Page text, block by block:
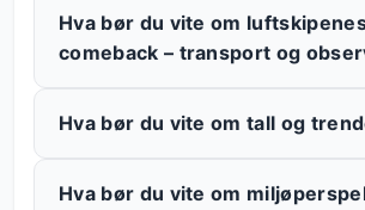
Hva bør du vite om
comeback – transport og
Hva bør du vite om tall og
Hva bør du vite om